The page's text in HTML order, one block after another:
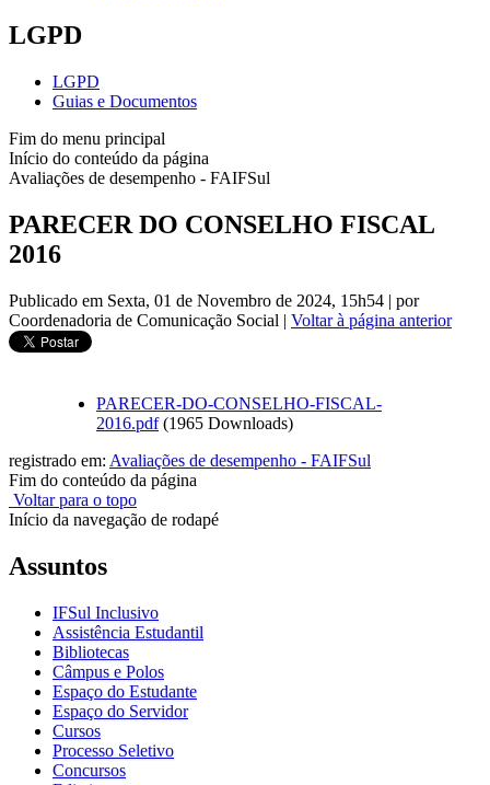
LGPD
LGPD
Guias e Documentos
Fim do menu principal
Início do conteúdo da página
Avaliações de desempenho - FAIFSul
PARECER DO CONSELHO FISCAL
2016
Publicado em Sexta, 01 de Novembro de 2024, 15h54 | por
Coordenadoria de Comunicação Social | Voltar à página anterior
PARECER-DO-CONSELHO-FISCAL-
2016.pdf (1965 Downloads)
registrado em: Avaliações de desempenho - FAIFSul
Fim do conteúdo da página
Voltar para o topo
Início da navegação de rodapé
Assuntos
IFSul Inclusivo
Assistência Estudantil
Bibliotecas
Câmpus e Polos
Espaço do Estudante
Espaço do Servidor
Cursos
Processo Seletivo
Concursos